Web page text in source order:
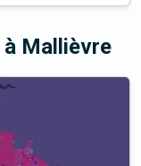
à Mallièvre